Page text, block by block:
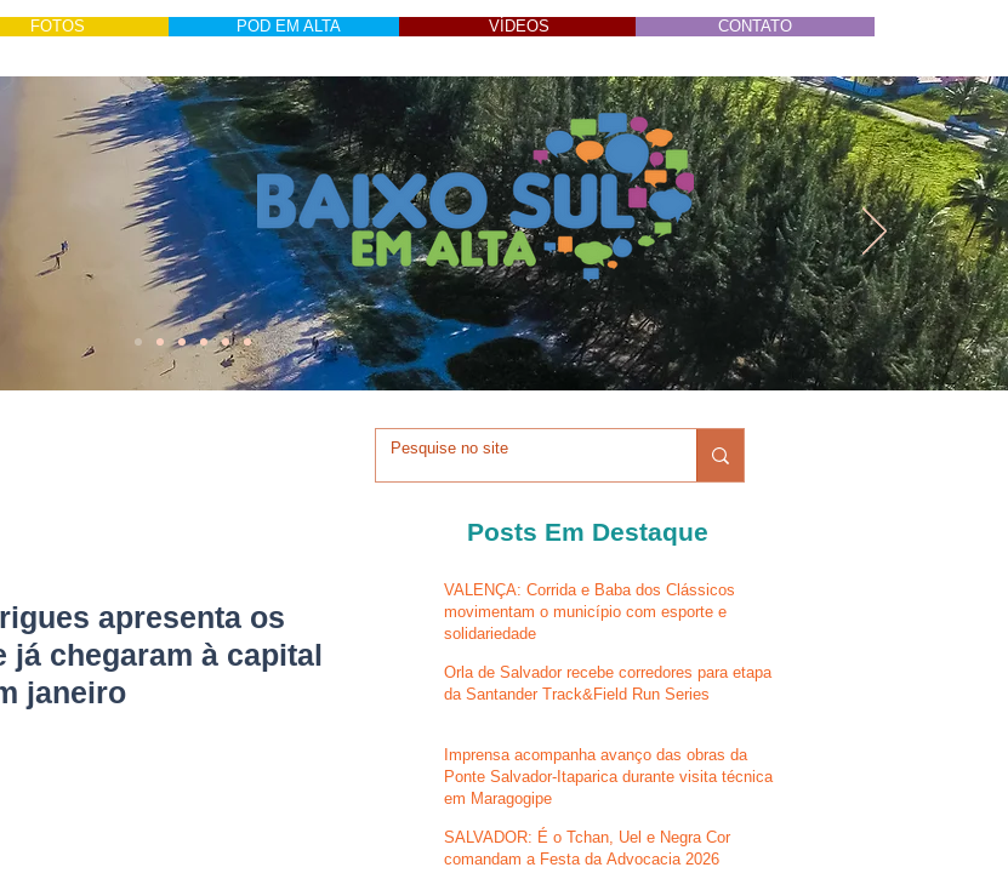
FOTOS POD EM ALTA VÍDEOS CONTATO
apresenta os
já chegaram à capital
janeiro
Posts Em Destaque
VALENÇA: Corrida e Baba dos Clássicos
movimentam o município com esporte e
solidariedade
Orla de Salvador recebe corredores para etapa
da Santander Track&Field Run Series
Imprensa acompanha avanço das obras da
Ponte Salvador-Itaparica durante visita técnica
em Maragogipe
SALVADOR: É o Tchan, Uel e Negra Cor
comandam a Festa da Advocacia 2026